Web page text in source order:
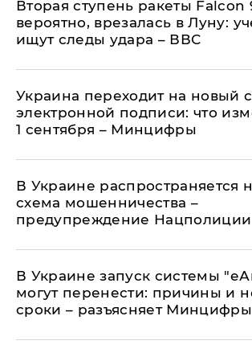
Вторая ступень ракеты Falcon
вероятно, врезалась в Луну:
ищут следы удара – ВВС
Украина переходит на новый
электронной подписи: что
1 сентября – Минцифры
В Украине распространяется
схема мошенничества –
предупреждение Нацполиции
В Украине запуск системы
могут перенести: причины и
сроки – разъясняет Минцифры